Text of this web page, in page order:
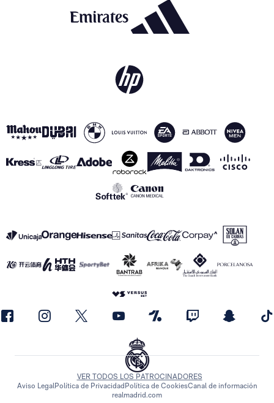
VER TODOS LOS PATROCINADORES
Aviso LegalPolítica de Privacidad Política de CookiesCanal de información
realmadrid.com